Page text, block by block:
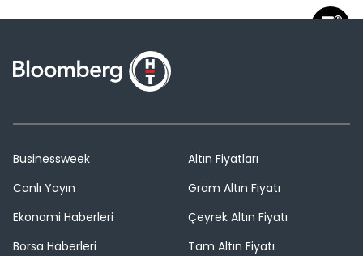
Businessweek
Canlı Yayın
Ekonomi Haberleri
Borsa Haberleri
Altın Fiyatları
Gram Altın Fiyatı
Çeyrek Altın Fiyatı
Tam Altın Fiyatı